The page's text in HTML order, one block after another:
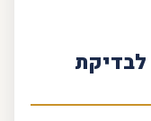
לבדיקת